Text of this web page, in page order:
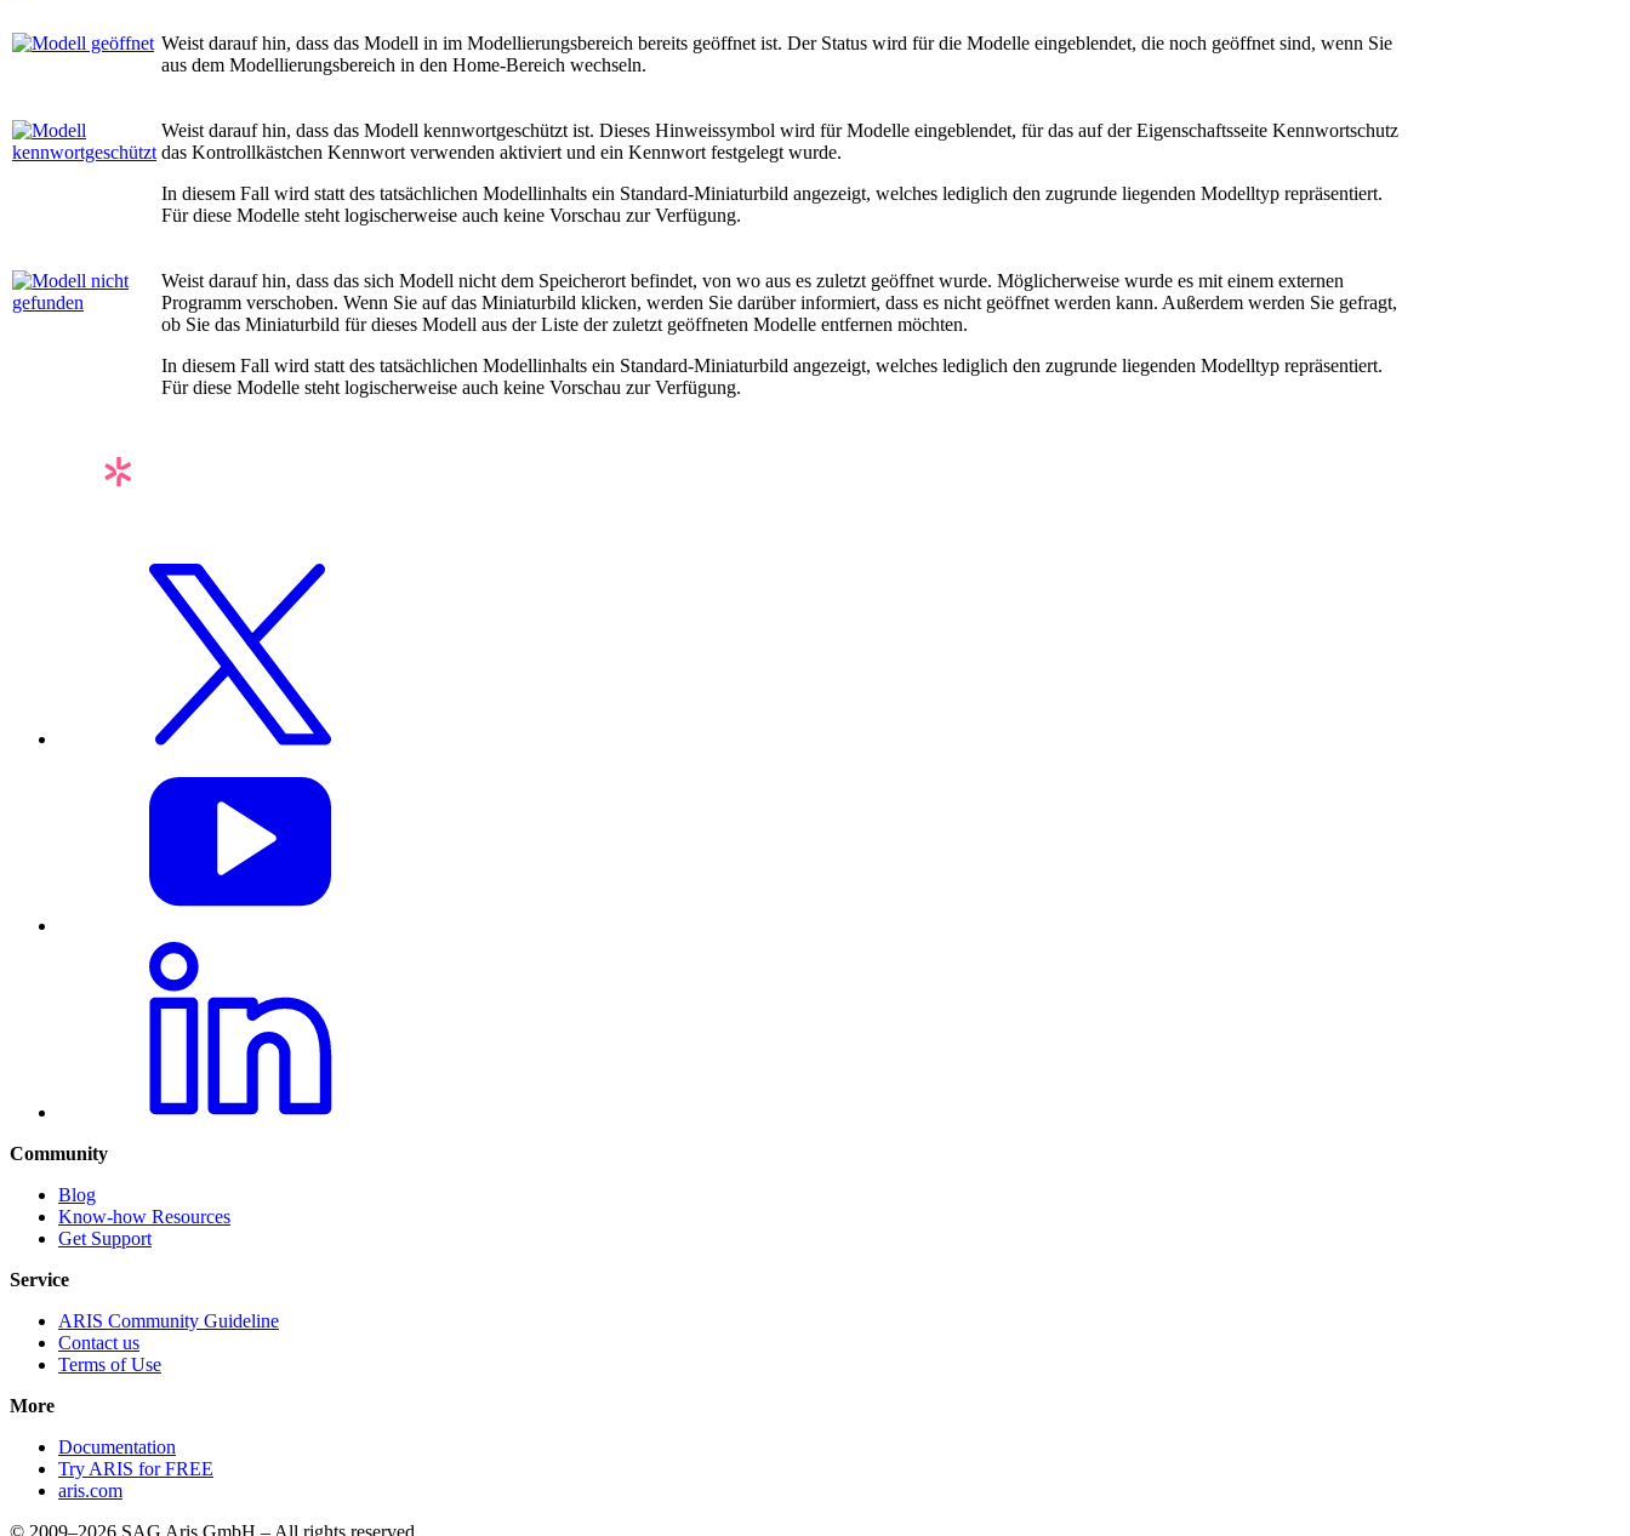
Weist darauf hin, dass das Modell in im Modellierungsbereich bereits geöffnet ist. Der Status wird für die Modelle eingeblendet, die noch geöffnet sind, wenn Sie
aus dem Modellierungsbereich in den Home-Bereich wechseln.
Weist darauf hin, dass das Modell kennwortgeschützt ist. Dieses Hinweissymbol wird für Modelle eingeblendet, für das auf der Eigenschaftsseite Kennwortschutz
das Kontrollkästchen Kennwort verwenden aktiviert und ein Kennwort festgelegt wurde.
In diesem Fall wird statt des tatsächlichen Modellinhalts ein Standard-Miniaturbild angezeigt, welches lediglich den zugrunde liegenden Modelltyp repräsentiert.
Für diese Modelle steht logischerweise auch keine Vorschau zur Verfügung.
Weist darauf hin, dass das sich Modell nicht dem Speicherort befindet, von wo aus es zuletzt geöffnet wurde. Möglicherweise wurde es mit einem externen
Programm verschoben. Wenn Sie auf das Miniaturbild klicken, werden Sie darüber informiert, dass es nicht geöffnet werden kann. Außerdem werden Sie gefragt,
ob Sie das Miniaturbild für dieses Modell aus der Liste der zuletzt geöffneten Modelle entfernen möchten.
In diesem Fall wird statt des tatsächlichen Modellinhalts ein Standard-Miniaturbild angezeigt, welches lediglich den zugrunde liegenden Modelltyp repräsentiert.
Für diese Modelle steht logischerweise auch keine Vorschau zur Verfügung.
Community
Blog
Know-how Resources
Get Support
Service
ARIS Community Guideline
Contact us
Terms of Use
More
Documentation
Try ARIS for FREE
aris.com
© 2009–2026 SAG Aris GmbH – All rights reserved